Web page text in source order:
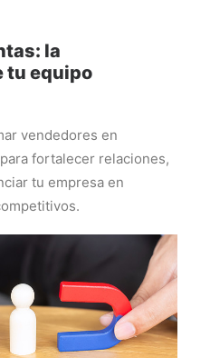
la
tu equipo
vendedores en
fortalecer relaciones,
tu empresa en